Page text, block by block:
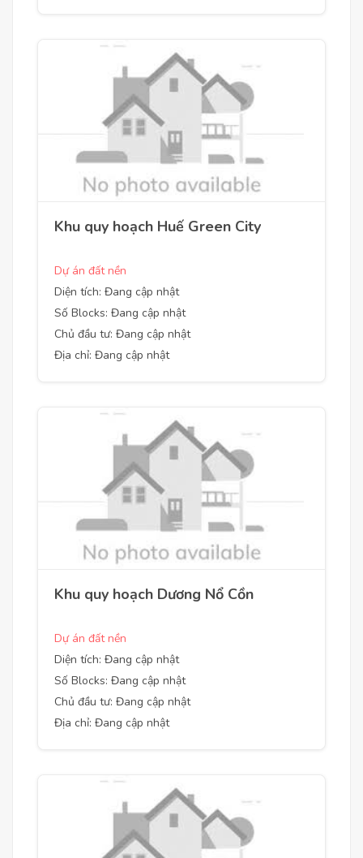
Khu quy hoạch Huế Green City
Dự án đất nền
Diện tích: Đang cập nhật
Số Blocks: Đang cập nhật
Chủ đầu tư: Đang cập nhật
Địa chỉ: Đang cập nhật
Khu quy hoạch Dương Nổ Cồn
Dự án đất nền
Diện tích: Đang cập nhật
Số Blocks: Đang cập nhật
Chủ đầu tư: Đang cập nhật
Địa chỉ: Đang cập nhật